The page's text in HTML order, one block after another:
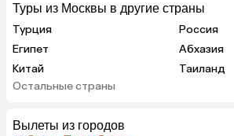
Туры из Москвы в другие страны
Турция
Россия
Египет
Абхазия
Китай
Таиланд
Вьетнам
Грузия
Остальные страны
Вылеты из городов